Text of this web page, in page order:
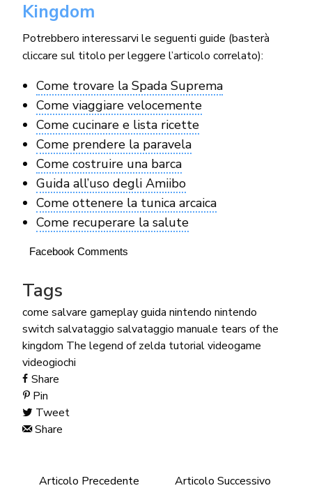
Kingdom
Potrebbero interessarvi le seguenti guide (basterà
cliccare sul titolo per leggere l’articolo correlato):
Come trovare la Spada Suprema
Come viaggiare velocemente
Come cucinare e lista ricette
Come prendere la paravela
Come costruire una barca
Guida all’uso degli Amiibo
Come ottenere la tunica arcaica
Come recuperare la salute
Facebook Comments
Tags
come salvare gameplayguida nintendo nintendo
switch salvataggio salvataggio manuale tears of the
kingdom The legend of zelda tutorialvideogame
videogiochi
Share
Pin
Tweet
Share
Articolo Precedente
Articolo Successivo